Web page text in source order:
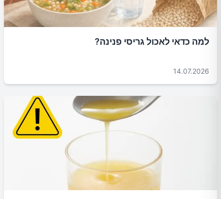
למה כדאי לאכול גריסי פנינה?
14.07.2026